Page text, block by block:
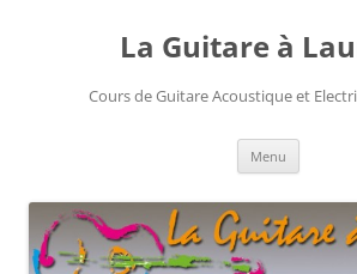
La Guitare à
Cours de Guitare Acoustique et
Menu